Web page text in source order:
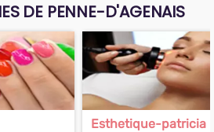
DE PENNE-D'AGENAIS
Esthetique-patricia